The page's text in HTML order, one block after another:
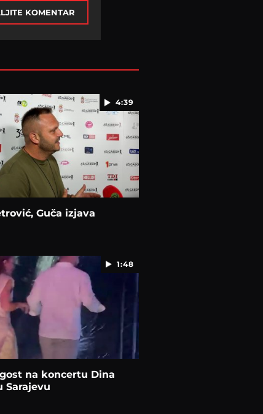
KOMENTAR
4:39
Guča izjava
1:48
na koncertu Dina
Sarajevu